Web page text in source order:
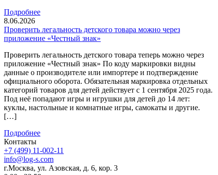
Подробнее
8.06.2026
Проверить легальность детского товара можно через
приложение «Честный знак»
Проверить легальность детского товара теперь можно через
приложение «Честный знак» По коду маркировки видны
данные о производителе или импортере и подтверждение
официального оборота. Обязательная маркировка отдельных
категорий товаров для детей действует с 1 сентября 2025 года.
Под неё попадают игры и игрушки для детей до 14 лет:
куклы, настольные и комнатные игры, самокаты и другие.
[…]
Подробнее
Контакты
+7 (499) 11-002-11
info@log-s.com
г.Москва, ул. Азовская, д. 6, кор. 3